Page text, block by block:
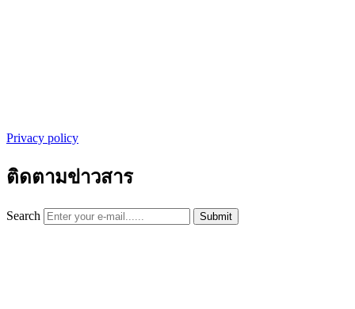
Privacy policy
ติดตามข่าวสาร
Search Submit